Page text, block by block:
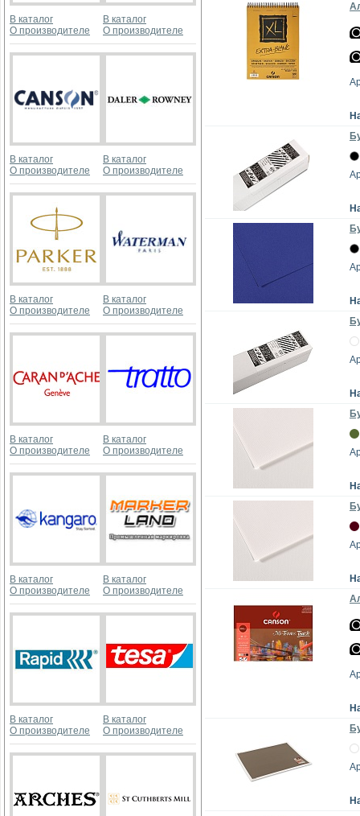
В каталог
О производителе
В каталог
О производителе
В каталог
О производителе
В каталог
О производителе
В каталог
О производителе
В каталог
О производителе
В каталог
О производителе
В каталог
О производителе
В каталог
О производителе
В каталог
О производителе
В каталог
О производителе
В каталог
О производителе